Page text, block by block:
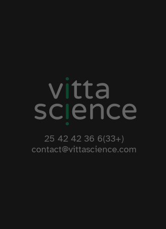
(+33)6 36 42 42 25
contact@vittascience.com